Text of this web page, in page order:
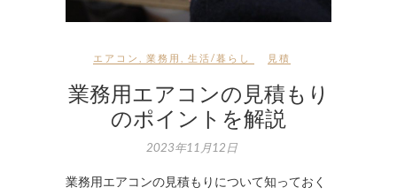
エアコン 業務用 生活/暮らし 見積
業務用エアコンの見積もり
のポイントを解説
2023年11月12日
業務用エアコンの見積もりについて知っておく